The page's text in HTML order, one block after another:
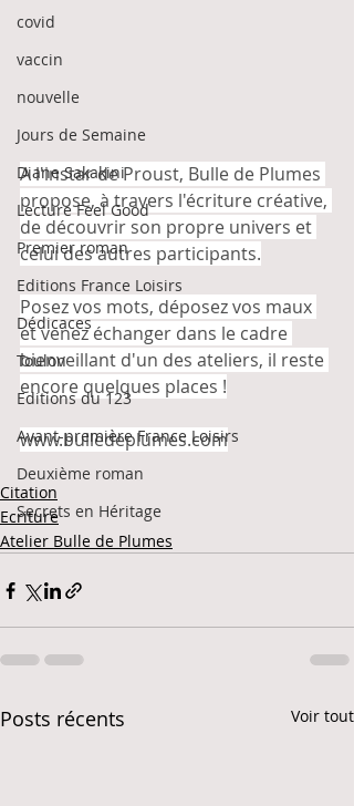
covid
vaccin
nouvelle
Jours de Semaine
Diane Sakakini
Lecture Feel Good
Premier roman
Editions France Loisirs
Dédicaces
Toulon
Editions du 123
Avant-première France Loisirs
Deuxième roman
Secrets en Héritage
A l'instar de Proust, Bulle de Plumes
propose, à travers l'écriture créative,
de découvrir son propre univers et
celui des autres participants.
Posez vos mots, déposez vos maux
et venez échanger dans le cadre
bienveillant d'un des ateliers, il reste
encore quelques places !
www.bulledeplumes.com
Citation
Ecriture
Atelier Bulle de Plumes
Posts récents Voir tout